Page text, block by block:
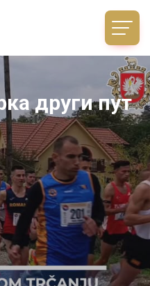
други пут